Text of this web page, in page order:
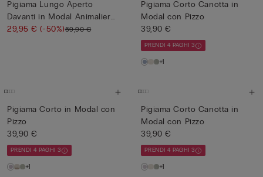
Pigiama Lungo Aperto
Davanti in Modal Animalier
Si...
29,95 €(-50%)59,90 €
Pigiama Corto Canotta in
Modal con Pizzo
39,90 €
PRENDI 4 PAGHI 3
+1
Pigiama Corto in Modal con
Pizzo
39,90 €
PRENDI 4 PAGHI 3
+1
Pigiama Corto Canotta in
Modal con Pizzo
39,90 €
PRENDI 4 PAGHI 3
+1